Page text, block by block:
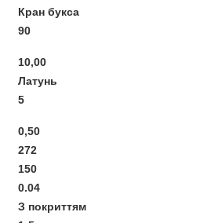
Кран букса
90
10,00
Латунь
5
0,50
272
150
0.04
З покриттям